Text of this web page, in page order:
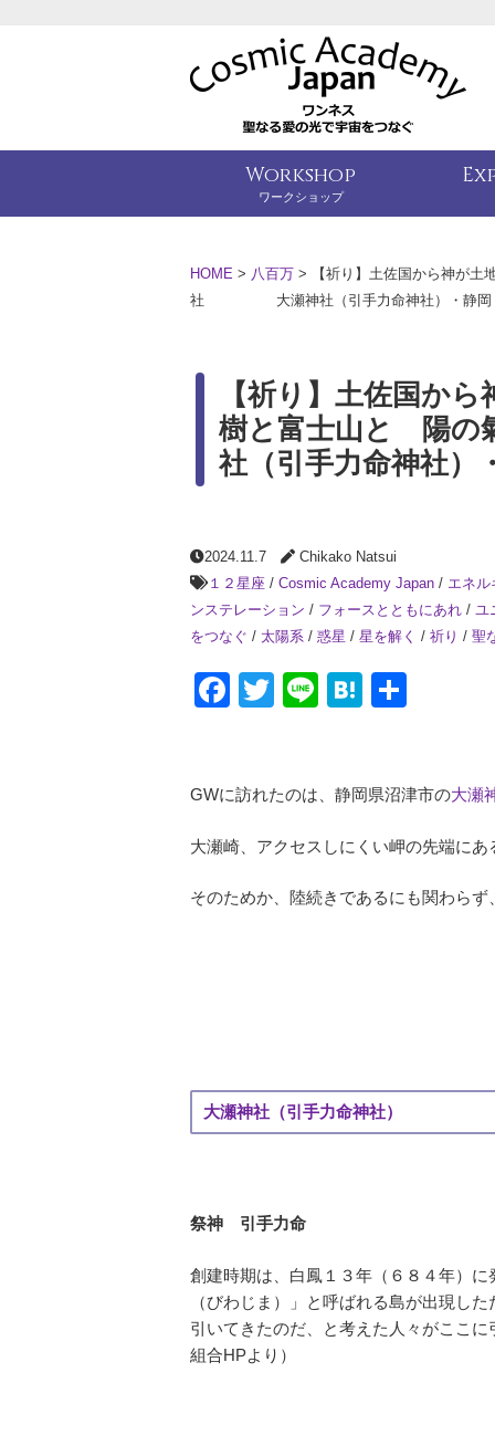
Workshop
ワークショップ
HOME > 八百万 >
【祈り】土佐国から神が
社 大瀬神社（引手力命神社）・静岡
【祈り】土佐国か
樹と富士山と
社（引手力命神社）
2024.11.7
Chikako Natsui
１２星座 / Cosmic Academy Japan / エネル
ンステレーション / フォースとともにあれ / ユ
をつなぐ / 太陽系 / 惑星 / 星を解く / 祈り / 聖
Facebook
Twitter
LineHatena
GWに訪れたのは、静岡県沼津市の大瀬
大瀬崎、アクセスしにくい岬の先端にあ
そのためか、陸続きであるにも関わら
大瀬神社（引手力命神社）
祭神 引手力命
創建時期は、白鳳１３年（６８４年）
（びわじま）」と呼ばれる島が出現し
引いてきたのだ、と考えた人々がここ
組合HPより）